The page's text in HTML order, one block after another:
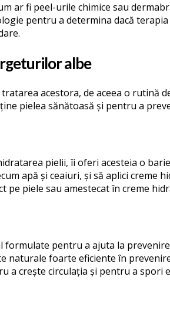
ar fi peel-urile chimice sau
pentru a determina dacă
albe
acestora, de aceea o rutină
pielea sănătoasă și pentru a
pielii, îi oferi acesteia o
apă și ceaiuri, și să aplici creme
pe piele sau amestecat în creme
pentru a ajuta la
naturale foarte eficiente în
a crește circulația și pentru a spori